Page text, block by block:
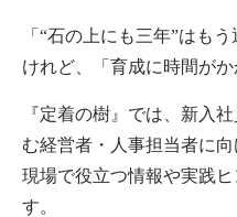
「“石の上にも三年”はもう
けれど、「育成に時間がか
『定着の樹』では、新入
む経営者・人事担当者に向
現場で役立つ情報や実践
す。